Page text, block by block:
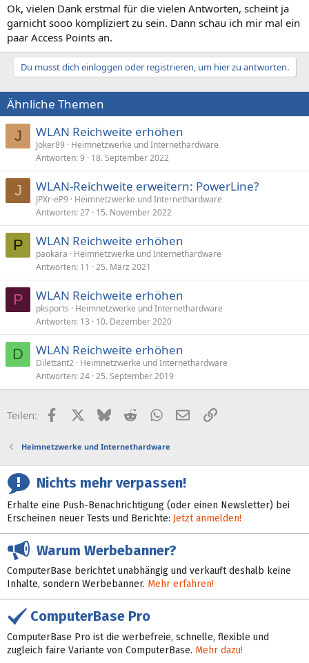
Ok, vielen Dank erstmal für die vielen Antworten, scheint ja
garnicht sooo kompliziert zu sein. Dann schau ich mir mal ein
paar Access Points an.
Du musst dich einloggen oder registrieren, um hier zu antworten.
Ähnliche Themen
J WLAN Reichweite erhöhen
Joker89
Heimnetzwerke und Internethardware
Antworten 9 18. September 2022
J WLAN-Reichweite erweitern: PowerLine?
JPXr-eP9
Heimnetzwerke und Internethardware
Antworten 27 15. November 2022
P WLAN Reichweite erhöhen
paokara
Heimnetzwerke und Internethardware
Antworten 11 25. März 2021
P WLAN Reichweite erhöhen
pksports
Heimnetzwerke und Internethardware
Antworten 13 10. Dezember 2020
D WLAN Reichweite erhöhen
Dilettant2 Heimnetzwerke und Internethardware
Antworten 24 25. September 2019
Teilen: FacebookX (Twitter)
BlueskyRedditWhatsApp
E-MailLink
Heimnetzwerke und Internethardware
Nichts mehr verpassen!
Erhalte eine Push-Benachrichtigung (oder einen Newsletter) bei
Erscheinen neuer Tests und Berichte: Jetzt anmelden!
Warum Werbebanner?
ComputerBase berichtet unabhängig und verkauft deshalb keine
Inhalte, sondern Werbebanner. Mehr erfahren!
ComputerBase Pro
ComputerBase Pro ist die werbefreie, schnelle, flexible und
zugleich faire Variante von ComputerBase. Mehr dazu!